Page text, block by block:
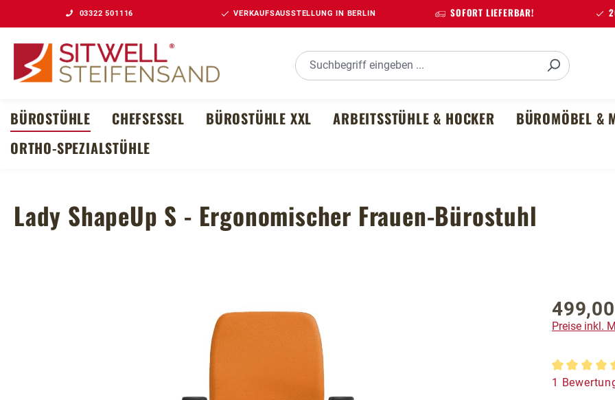
Hauptinhalt springen
Zur Suche springen
Zur Hauptnavigation springen
03322 501116 VERKAUFSAUSSTELLUNG IN BERLIN SOFORT LIEFERBAR!
BÜROSTÜHLE CHEFSESSEL BÜROSTÜHLE XXL ARBEITSSTÜHLE & HOCKER BÜROMÖBEL &
ORTHO-SPEZIALSTÜHLE
Lady ShapeUp S - Ergonomischer Frauen-Bürostuhl
Regulärer
Preise inkl.
1